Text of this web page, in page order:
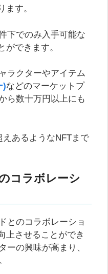
ます。
下でのみ入手可能な
ができます。
ラクターやアイテム
)などのマーケットプ
ら数十万円以上にも
あるようなNFTまで
コラボレーシ
とのコラボレーショ
上させることができ
ーの興味が高まり、